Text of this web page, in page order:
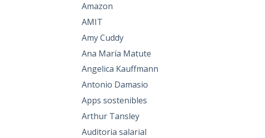
Amazon
AMIT
Amy Cuddy
Ana María Matute
Angelica Kauffmann
Antonio Damasio
Apps sostenibles
Arthur Tansley
Auditoria salarial